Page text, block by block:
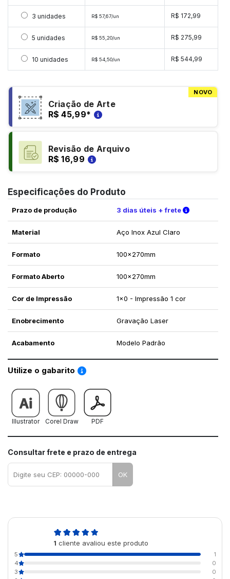
Selecionar 3 unidades
3 unidades R$ 57,67/un R$ 172,99
Selecionar 5 unidades
5 unidades R$ 55,20/un R$ 275,99
Selecionar 10 unidades
10 unidades R$ 54,50/un R$ 544,99
NOVO
Criação de Arte
R$ 45,99*
Revisão de Arquivo
R$ 16,99
Especificações do Produto
Prazo de produção 3 dias úteis + frete Verifique
Material Aço Inox Azul Claro
Formato 100x270mm
Formato Aberto 100x270mm
Cor de Impressão 1x0 - Impressão 1 cor
Enobrecimento Gravação Laser
Acabamento Modelo Padrão
Utilize o gabarito Saiba como utilizar os nossos gabaritos
Illustrator Corel Draw PDF
Consultar frete e prazo de entrega
OK
1 cliente avaliou este produto
5
1
4
0
3
0